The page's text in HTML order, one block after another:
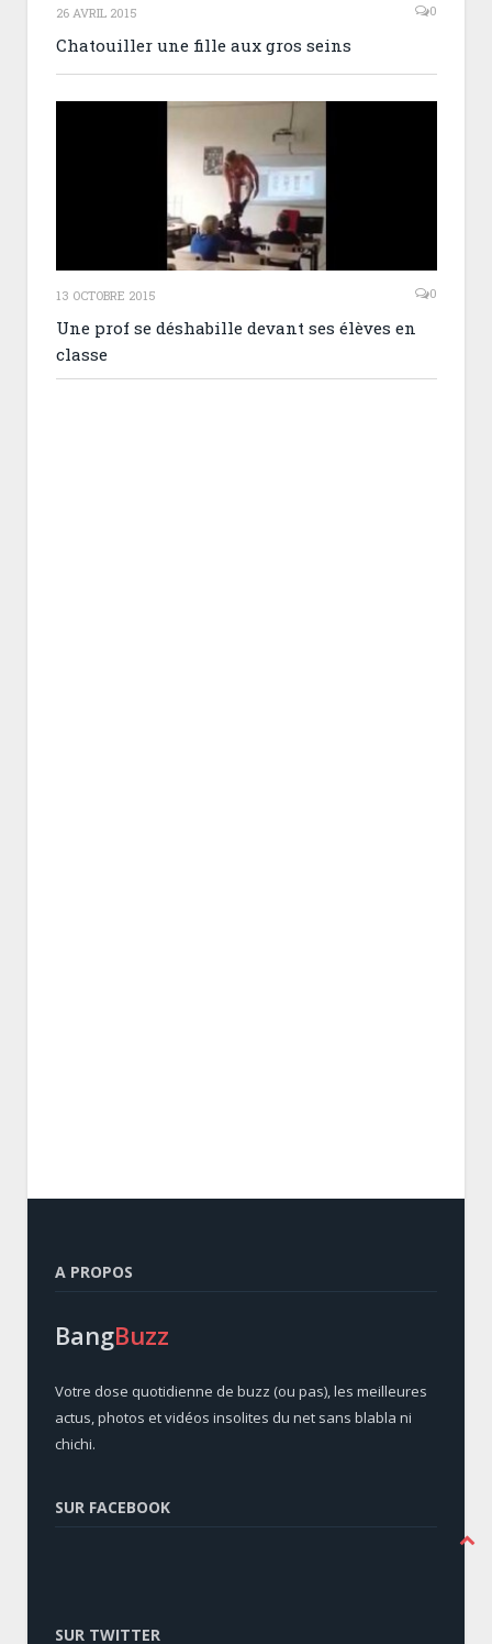
26 AVRIL 2015 0
Chatouiller une fille aux gros seins
13 OCTOBRE 2015 0
Une prof se déshabille devant ses élèves en
classe
A PROPOS
BangBuzz
Votre dose quotidienne de buzz (ou pas), les meilleures
actus, photos et vidéos insolites du net sans blabla ni
chichi.
SUR FACEBOOK
SUR TWITTER